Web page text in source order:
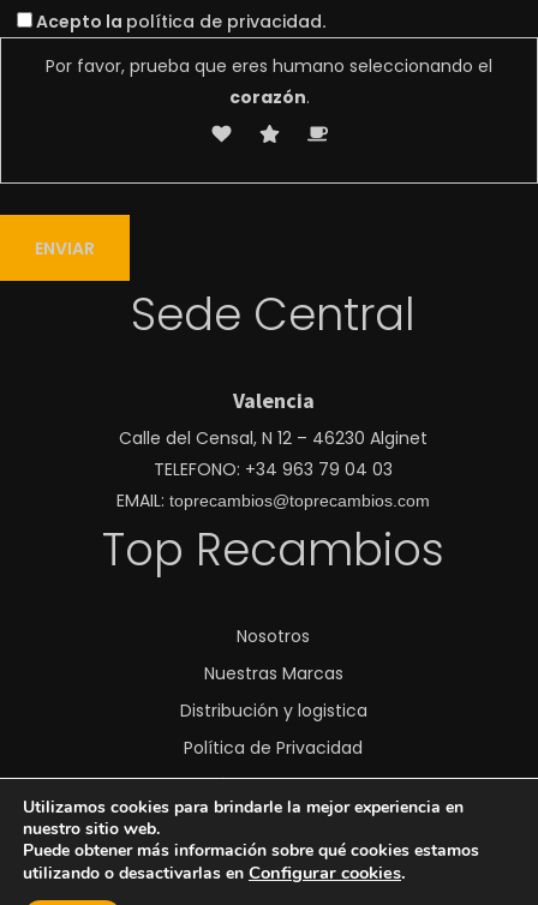
Acepto la política de privacidad.
Por favor, prueba que eres humano seleccionando el
corazón.
Sede Central
Valencia
Calle del Censal, N 12 – 46230 Alginet
TELEFONO: +34 963 79 04 03
EMAIL:toprecambios@toprecambios.com
Top Recambios
Nosotros
Nuestras Marcas
Distribución y logistica
Política de Privacidad
Política de Cookies
Transparencia
Aviso Legal
Utilizamos cookies para brindarle la mejor experiencia en
nuestro sitio web.
Puede obtener más información sobre qué cookies estamos
utilizando o desactivarlas en Configurar cookies.